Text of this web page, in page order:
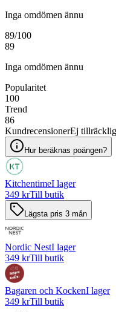
Inga omdömen ännu
89/100
89
Inga omdömen ännu
Popularitet
100
Trend
86
KundrecensionerEj
Hur beräknas poängen?
KitchentimeI lager
349 krTill butik
Lägsta pris 3 mån
Nordic NestI lager
349 krTill butik
Bagaren och KockenI lager
349 krTill butik